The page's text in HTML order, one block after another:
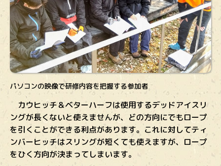
パソコンの映像で研修内容を把握する参加者
カウヒッチ＆ベターハーフは使用するデッドアイスリ
ングが長くないと使えませんが、どの方向にでもロープ
を引くことができる利点があります。これに対してティ
ンバーヒッチはスリングが短くても使えますが、ロープ
をひく方向が決まってしまいます。